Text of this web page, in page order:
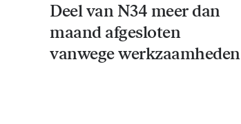
Deel van N34 meer dan
maand afgesloten
vanwege werkzaamheden